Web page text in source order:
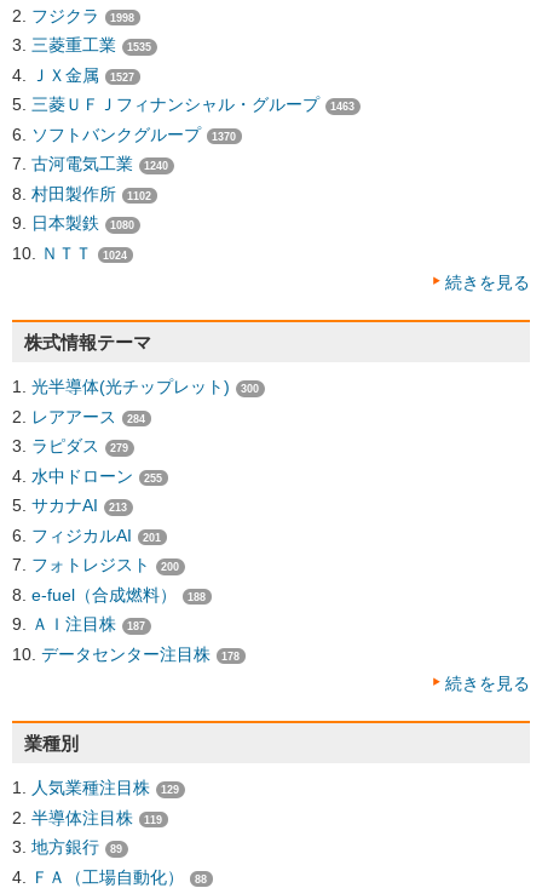
フジクラ 1998
三菱重工業 1535
ＪＸ金属 1527
三菱ＵＦＪフィナンシャル・グループ 1463
ソフトバンクグループ 1370
古河電気工業 1240
村田製作所 1102
日本製鉄 1080
ＮＴＴ 1024
続きを見る
株式情報テーマ
光半導体(光チップレット) 300
レアアース 284
ラピダス 279
水中ドローン 255
サカナAI 213
フィジカルAI 201
フォトレジスト 200
e-fuel（合成燃料） 188
ＡＩ注目株 187
データセンター注目株 178
続きを見る
業種別
人気業種注目株 129
半導体注目株 119
地方銀行 89
ＦＡ（工場自動化） 88